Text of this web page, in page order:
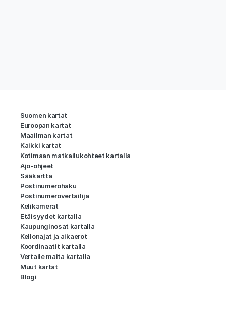
Suomen kartat
Euroopan kartat
Maailman kartat
Kaikki kartat
Kotimaan matkailukohteet kartalla
Ajo-ohjeet
Sääkartta
Postinumerohaku
Postinumerovertailija
Kelikamerat
Etäisyydet kartalla
Kaupunginosat kartalla
Kellonajat ja aikaerot
Koordinaatit kartalla
Vertaile maita kartalla
Muut kartat
Blogi